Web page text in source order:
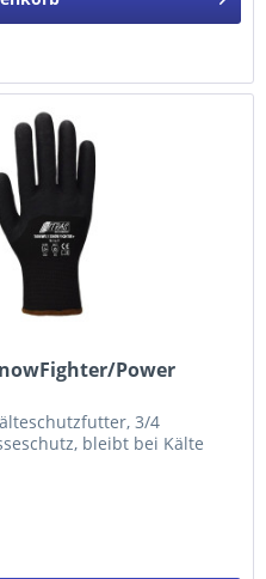
Power
3/4
bleibt bei Kälte